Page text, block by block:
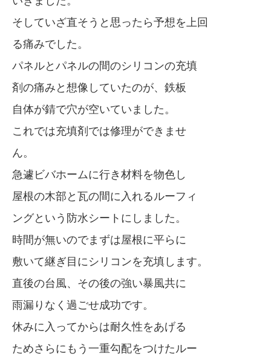
そしていざ直そうと思ったら予想を上回
る痛みでした。
パネルとパネルの間のシリコンの充填
剤の痛みと想像していたのが、鉄板
自体が錆で穴が空いていました。
これでは充填剤では修理ができませ
ん。
急遽ビバホームに行き材料を物色し
屋根の木部と瓦の間に入れるルーフィ
ングという防水シートにしました。
時間が無いのでまずは屋根に平らに
敷いて継ぎ目にシリコンを充填します。
直後の台風、その後の強い暴風共に
雨漏りなく過ごせ成功です。
休みに入ってからは耐久性をあげる
ためさらにもう一重勾配をつけたルー